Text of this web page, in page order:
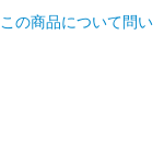
この商品について問い